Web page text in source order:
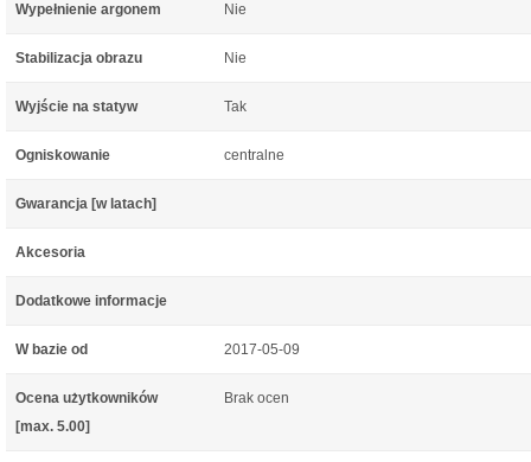
Wypełnienie argonem Nie
Stabilizacja obrazu Nie
Wyjście na statyw Tak
Ogniskowanie centralne
Gwarancja [w latach]
Akcesoria
Dodatkowe informacje
W bazie od 2017-05-09
Ocena użytkowników
[max. 5.00]
Brak ocen